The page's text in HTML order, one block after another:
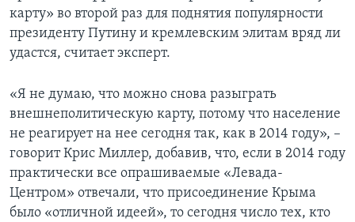
карту» во второй раз для поднятия популярности
президенту Путину и кремлевским элитам вряд ли
удастся, считает эксперт.
«Я не думаю, что можно снова разыграть
внешнеполитическую карту, потому что население
не реагирует на нее сегодня так, как в 2014 году», –
говорит Крис Миллер, добавив, что, если в 2014 году
практически все опрашиваемые «Левада-
Центром» отвечали, что присоединение Крыма
было «отличной идеей», то сегодня число тех, кто